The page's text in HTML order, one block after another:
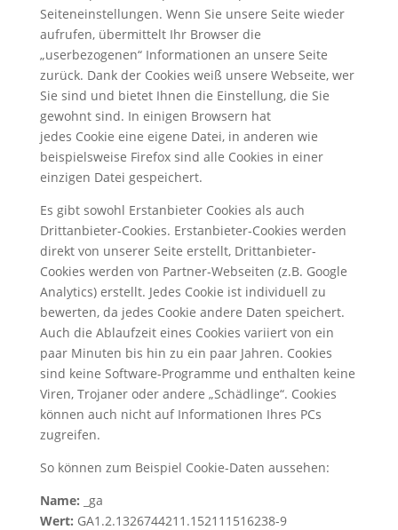
Seiteneinstellungen. Wenn Sie unsere Seite wieder
aufrufen, übermittelt Ihr Browser die
„userbezogenen“ Informationen an unsere Seite
zurück. Dank der Cookies weiß unsere Webseite, wer
Sie sind und bietet Ihnen die Einstellung, die Sie
gewohnt sind. In einigen Browsern hat
jedes Cookie eine eigene Datei, in anderen wie
beispielsweise Firefox sind alle Cookies in einer
einzigen Datei gespeichert.
Es gibt sowohl Erstanbieter Cookies als auch
Drittanbieter-Cookies. Erstanbieter-Cookies werden
direkt von unserer Seite erstellt, Drittanbieter-
Cookies werden von Partner-Webseiten (z.B. Google
Analytics) erstellt. Jedes Cookie ist individuell zu
bewerten, da jedes Cookie andere Daten speichert.
Auch die Ablaufzeit eines Cookies variiert von ein
paar Minuten bis hin zu ein paar Jahren. Cookies
sind keine Software-Programme und enthalten keine
Viren, Trojaner oder andere „Schädlinge“. Cookies
können auch nicht auf Informationen Ihres PCs
zugreifen.
So können zum Beispiel Cookie-Daten aussehen:
Name: _ga
Wert: GA1.2.1326744211.152111516238-9